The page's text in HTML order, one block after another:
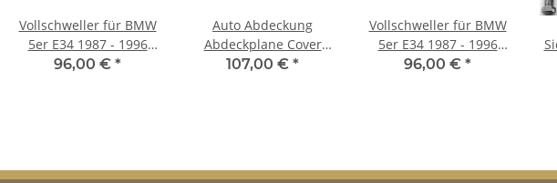
Vollschweller für BMW
5er E34 1987 - 1996
links
96,00 € *
Auto Abdeckung
Abdeckplane Cover
Ganzgarage indoor
107,00 € *
Vollschweller für BMW
5er E34 1987 - 1996
rechts
96,00 € *